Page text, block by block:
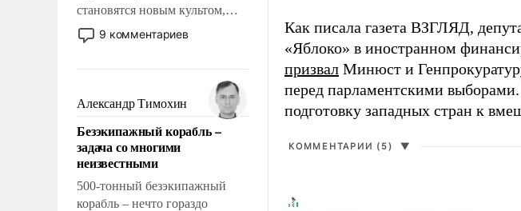
становятся новым культом,
постепенно вытесняя и
отменяя традиционное
мужественным и твердым под
ударами судьбы, брать на себя
ответственность, помогать
слабым, идти вперед и
адаптироваться.
9 комментариев
Александр Тимохин
Безэкипажный корабль –
задача со многими
неизвестными
500-тонный безэкипажный
корабль – нечто гораздо
Как писала газета ВЗГЛЯД,
«Яблоко» в иностранном
призвал Минюст и
перед парламентскими
подготовку западных стран к
КОММЕНТАРИИ (5) ▼